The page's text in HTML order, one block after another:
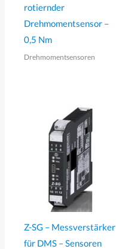
rotiernder
Drehmomentsensor –
0,5 Nm
Drehmomentsensoren
Z-SG – Messverstärker
für DMS – Sensoren